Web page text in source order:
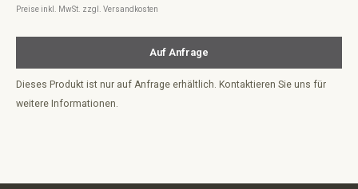
Preise inkl. MwSt. zzgl. Versandkosten
Auf Anfrage
Dieses Produkt ist nur auf Anfrage erhältlich. Kontaktieren Sie uns für
weitere Informationen.